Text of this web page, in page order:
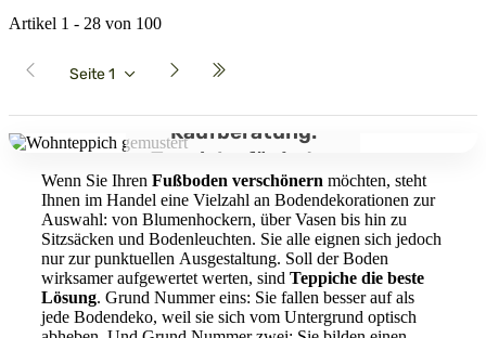
Artikel 1 - 28 von 100
Seite1
Kaufberatung:
Teppiche für jedes
Zimmer
Wenn Sie IhrenFußboden verschönern möchten, steht
Ihnen im Handel eine Vielzahl an Bodendekorationen zur
Auswahl: von Blumenhockern, über Vasen bis hin zu
Sitzsäcken und Bodenleuchten. Sie alle eignen sich jedoch
nur zur punktuellen Ausgestaltung. Soll der Boden
wirksamer aufgewertet werten, sindTeppiche die beste
Lösung. Grund Nummer eins: Sie fallen besser auf als
jede Bodendeko, weil sie sich vom Untergrund optisch